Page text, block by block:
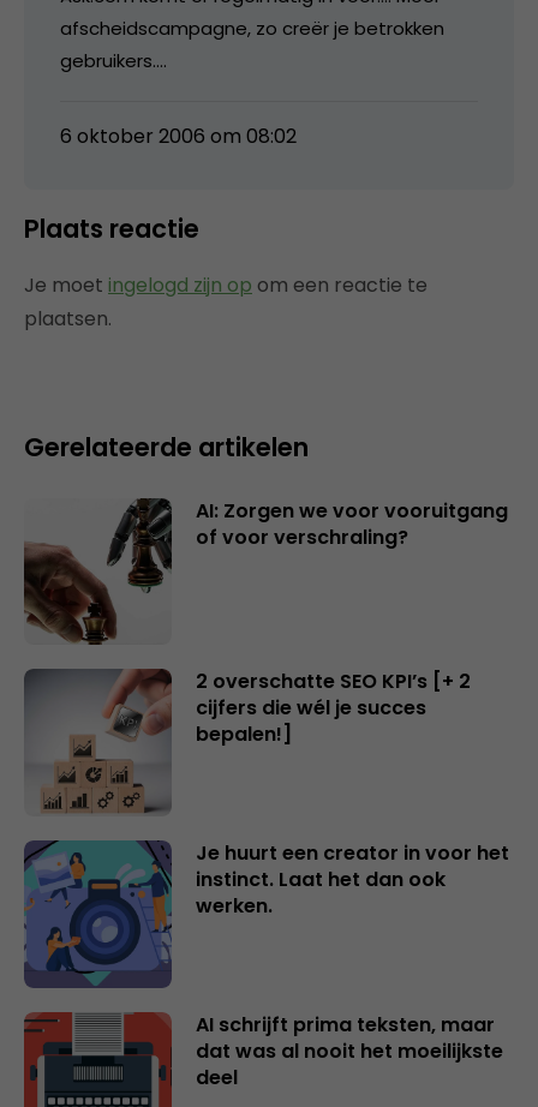
afscheidscampagne, zo creër je betrokken
gebruikers….
6 oktober 2006 om 08:02
Plaats reactie
Je moet ingelogd zijn op om een reactie te
plaatsen.
Gerelateerde artikelen
AI: Zorgen we voor vooruitgang
of voor verschraling?
2 overschatte SEO KPI’s [+ 2
cijfers die wél je succes
bepalen!]
Je huurt een creator in voor het
instinct. Laat het dan ook
werken.
AI schrijft prima teksten, maar
dat was al nooit het moeilijkste
deel